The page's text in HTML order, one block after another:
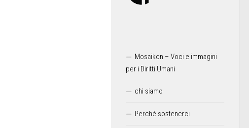
Mosaikon – Voci e immagini
per i Diritti Umani
chi siamo
Perchè sostenerci